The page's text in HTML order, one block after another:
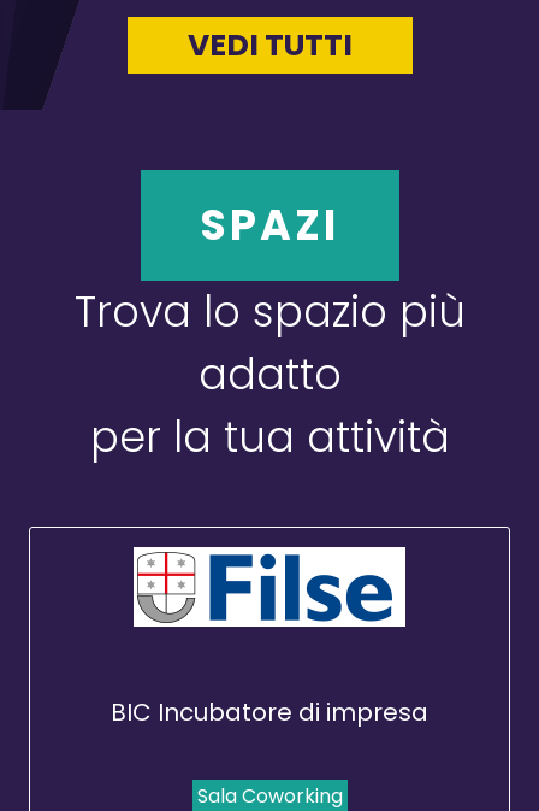
VEDI TUTTI
SPAZI
Trova lo spazio più
adatto
per la tua attività
BIC Incubatore di impresa
Sala Coworking